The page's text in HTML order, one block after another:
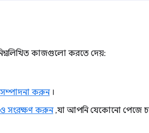
কাজগুলো করতে দেয়:
করুন।
সংরক্ষণ করুন, যা আপনি যেকোনো পেজে